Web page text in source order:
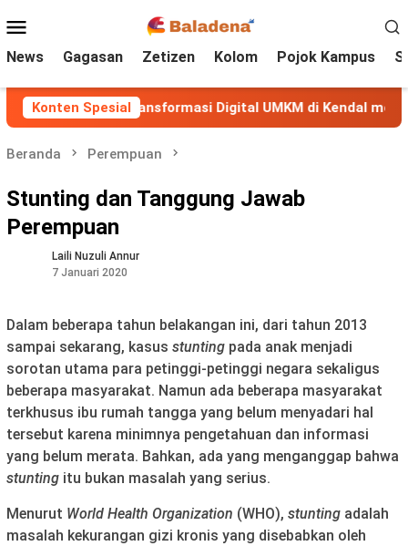
ke
kontenMobile
News Gagasan Zetizen Kolom Pojok Kampus
Konten Spesial
Perkuat Transformasi Digital UMKM di Kendal melalui
Beranda Perempuan
Stunting dan Tanggung Jawab
Perempuan
Laili Nuzuli Annur
7 Januari 2020
Dalam beberapa tahun belakangan ini, dari tahun 2013
sampai sekarang, kasus stunting pada anak menjadi
sorotan utama para petinggi-petinggi negara sekaligus
beberapa masyarakat. Namun ada beberapa masyarakat
terkhusus ibu rumah tangga yang belum menyadari hal
tersebut karena minimnya pengetahuan dan informasi
yang belum merata. Bahkan, ada yang menganggap bahwa
stunting itu bukan masalah yang serius.
Menurut World Health Organization (WHO), stunting adalah
masalah kekurangan gizi kronis yang disebabkan oleh